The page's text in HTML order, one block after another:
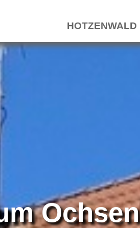
HOTZENWALD
Ochsen